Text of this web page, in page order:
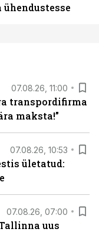
07.08.26, 11:00
transpordifirma
maksta!”
07.08.26, 10:53
ületatud:
07.08.26, 07:00
uus